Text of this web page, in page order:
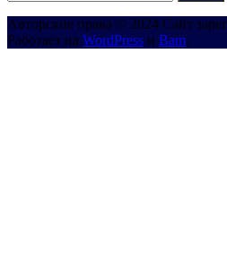
Авторские права © 2024 Сайт
Работает на WordPress и Bam.